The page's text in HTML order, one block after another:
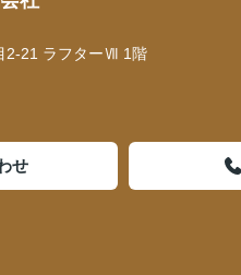
2-21 ラフターⅦ 1階
せ